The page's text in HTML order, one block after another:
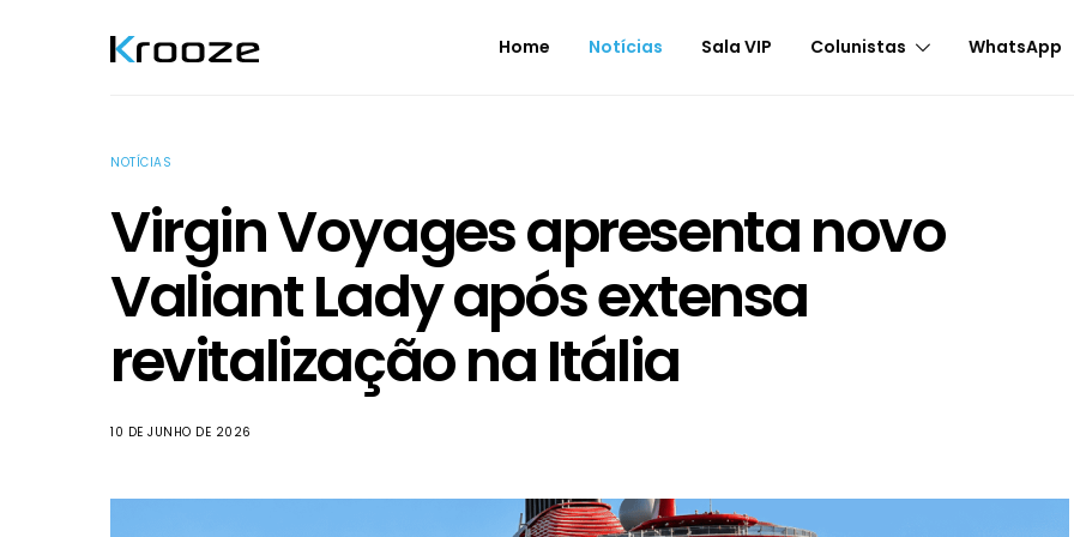
Home Notícias Sala VIP Colunistas WhatsApp
NOTÍCIAS
Virgin Voyages apresenta novo
Valiant Lady após extensa
revitalização na Itália
10 DE JUNHO DE 2026